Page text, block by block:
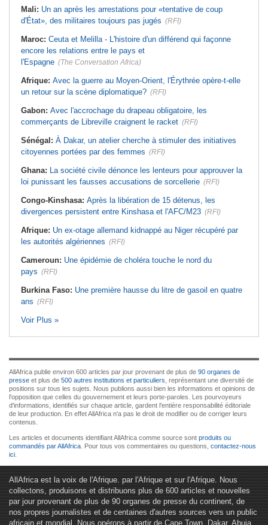
Mali: Un an après les arrestations pour «tentative de coup
d'État», des militaires toujours pas jugés (RFI)
Maroc: Ceuta et Melilla - L'histoire d'un différend qui façonne
encore les relations entre le pays et
l'Espagne (The Conversation Africa)
Afrique: Avec la guerre au Moyen-Orient, l'Érythrée opère-t-elle
un retour sur la scène diplomatique? (RFI)
Gabon: Avec l'accrochage du drapeau obligatoire, les
commerçants de Libreville craignent le racket (RFI)
Sénégal: À Dakar, un atelier cherche à stimuler des initiatives
citoyennes portées par des femmes (RFI)
Ghana: La société civile dénonce les lenteurs pour approuver la
loi punissant les fausses accusations de sorcellerie (RFI)
Congo-Kinshasa: Après la libération de 15 détenus, les
divergences persistent entre Kinshasa et l'AFC/M23 (RFI)
Afrique: Un ex-otage allemand kidnappé au Niger récupéré par
les autorités algériennes (RFI)
Cameroun: Une épidémie de choléra touche le nord du
pays (RFI)
Burkina Faso: Une première hausse du litre de gasoil en quatre
ans (RFI)
Voir Plus »
AllAfrica publie environ 600 articles par jour provenant de plus de 90 organes de
presse et plus de 500 autres institutions et particuliers , représentant une diversité de
positions sur tous les sujets. Nous publions aussi bien les informations et opinions de
l'opposition que celles du gouvernement et leurs porte-paroles. Les pourvoyeurs
d'informations, identifiés sur chaque article, gardent l'entière responsabilité éditoriale
de leur production. En effet AllAfrica n'a pas le droit de modifier ou de corriger leurs
contenus.
Les articles et documents identifiant AllAfrica comme source sont produits ou
commandés par AllAfrica . Pour tous vos commentaires ou questions, contactez-nous
ici
AllAfrica est la voix de l'Afrique. par l'Afrique et sur l'Afrique. Nous
collectons, produisons et distribuons plus de 600 articles et nouvelles
par jour provenant de plus de 90 organes de presse du continent, de
nos propres journalistes et de centaines d'autres sources vers un public
africain et mondial. Nous opérons à partir de Cape Town, Dakar, Abuja,